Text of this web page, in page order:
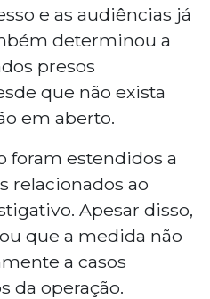
e as audiências já
determinou a
presos
que não exista
em aberto.
foram estendidos a
relacionados ao
Apesar disso,
que a medida não
a casos
da operação.